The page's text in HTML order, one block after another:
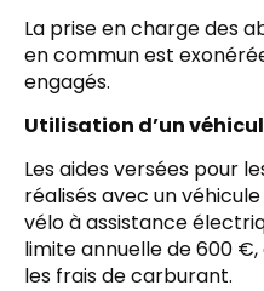
La prise en charge des
en commun est
engagés.
Utilisation d’un
Les aides versées pour
réalisés avec un
vélo à assistance
limite annuelle de 600
les frais de carburant.